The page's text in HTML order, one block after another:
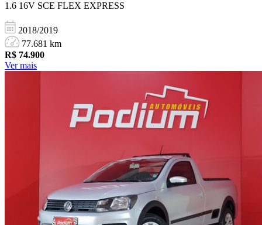
1.6 16V SCE FLEX EXPRESS
2018/2019
77.681 km
R$ 74.900
Ver mais